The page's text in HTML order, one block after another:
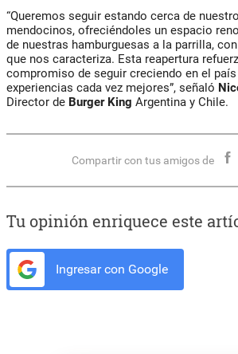
“Queremos seguir estando cerca de
mendocinos, ofreciéndoles un espacio
de nuestras hamburguesas a la parrilla,
que nos caracteriza. Esta reapertura
compromiso de seguir creciendo en el país
experiencias cada vez mejores”, señaló
Director de Burger King Argentina y Chile.
Compartir con tus amigos de
Tu opinión enriquece este
Ingresar con Google